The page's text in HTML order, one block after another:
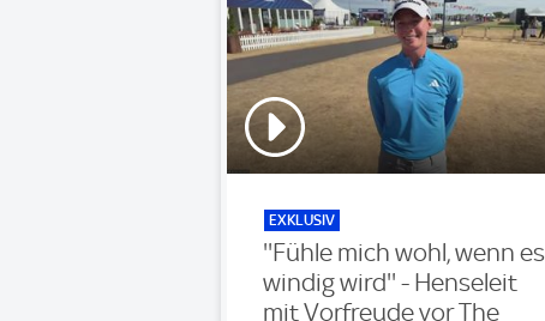
EXKLUSIV
''Fühle mich wohl, wenn es
windig wird'' - Henseleit
mit Vorfreude vor The